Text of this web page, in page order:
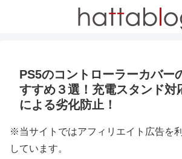
PS5のコントローラーカバー
すすめ３選！充電スタンド対
による劣化防止！
※当サイトではアフィリエイト広告を
しています。